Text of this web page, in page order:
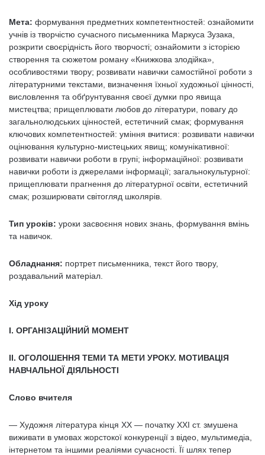
Мета: формування предметних компетентностей: ознайомити
учнів із творчістю сучасного письменника Маркуса Зузака,
розкрити своєрідність його творчості; ознайомити з історією
створення та сюжетом роману «Книжкова злодійка»,
особливостями твору; розвивати навички самостійної роботи з
літературними текстами, визначення їхньої художньої цінності,
висловлення та обґрунтування своєї думки про явища
мистецтва; прищеплювати любов до літератури, повагу до
загальнолюдських цінностей, естетичний смак; формування
ключових компетентностей: уміння вчитися: розвивати навички
оцінювання культурно-мистецьких явищ; комунікативної:
розвивати навички роботи в групі; інформаційної: розвивати
навички роботи із джерелами інформації; загальнокультурної:
прищеплювати прагнення до літературної освіти, естетичний
смак; розширювати світогляд школярів.
Тип уроків: уроки засвоєння нових знань, формування вмінь
та навичок.
Обладнання: портрет письменника, текст його твору,
роздавальний матеріал.
Хід уроку
І. ОРГАНІЗАЦІЙНИЙ МОМЕНТ
ІІ. ОГОЛОШЕННЯ ТЕМИ ТА МЕТИ УРОКУ. МОТИВАЦІЯ
НАВЧАЛЬНОЇ ДІЯЛЬНОСТІ
Слово вчителя
— Художня література кінця ХХ — початку ХХІ ст. змушена
виживати в умовах жорстокої конкуренції з відео, мультимедіа,
інтернетом та іншими реаліями сучасності. Її шлях тепер